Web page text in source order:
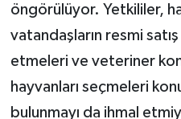
öngörülüyor. Yetkililer,
vatandaşların resmi
etmeleri ve veteriner
hayvanları seçmeleri
bulunmayı da ihmal